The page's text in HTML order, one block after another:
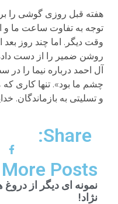
هفته قبل روزی گوشی را
توجه به تفاوت ساعت ما و
وقت دیگر. اما چند روز بعد
روشن ضمیر را از دست
آل احمد درباره نیما را در
چشم ما بود». تنها کاری
و تسلیتی به بازماندگان.
Share:
More Posts
نمونه ای دیگر از
نژاد!